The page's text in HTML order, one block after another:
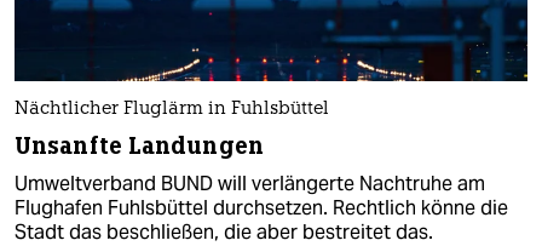
Nächtlicher Fluglärm in Fuhlsbüttel
Unsanfte Landungen
Umweltverband BUND will verlängerte Nachtruhe am
Flughafen Fuhlsbüttel durchsetzen. Rechtlich könne die
Stadt das beschließen, die aber bestreitet das.